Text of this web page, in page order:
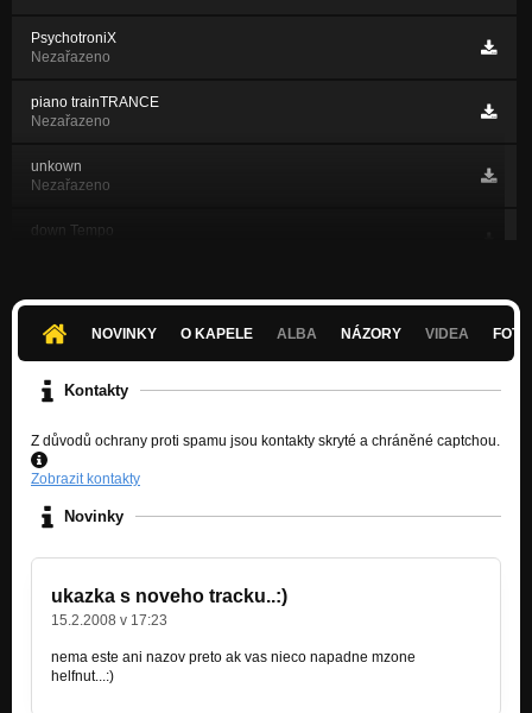
PsychotroniX
Nezařazeno
piano trainTRANCE
Nezařazeno
unkown
Nezařazeno
down Tempo
go
Nezařazeno
Nezařazeno
tranc
Nezařazeno
down2
Vision
NOVINKY O KAPELE ALBA NÁZORY VIDEA
Kontakty
Z důvodů ochrany proti spamu jsou kontakty skryté a chráněné captchou.
Zobrazit kontakty
Novinky
ukazka s noveho tracku..:)
15.2.2008 v 17:23
nema este ani nazov preto ak vas nieco napadne mzone
helfnut...:)